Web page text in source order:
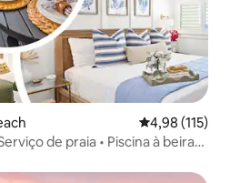
4,98 de uma
4,98 (115)
de praia • Piscina à beira-